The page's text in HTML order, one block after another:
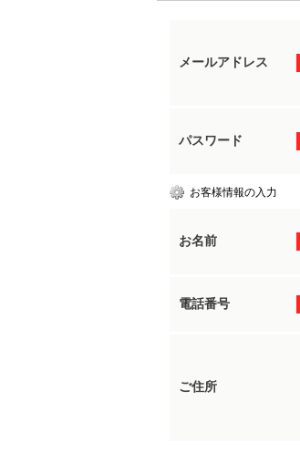
メールアドレス
パスワード
お客様情報の入力
お名前
電話番号
ご住所